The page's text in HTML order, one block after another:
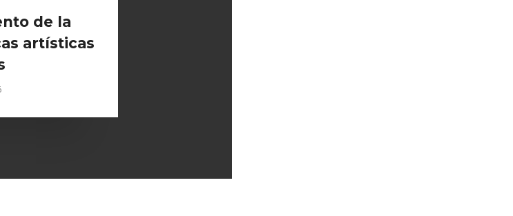
de la
artísticas